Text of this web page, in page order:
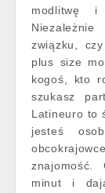
modlitwę i
związku,
plus size
kogoś, kto
szukasz
Latineuro to
jesteś
znajomość.
minut i